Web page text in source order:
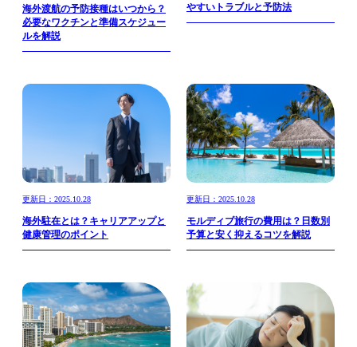
海外渡航の予防接種はいつから？
必要なワクチンと準備スケジュー
ルを解説
やすいトラブルと予防法
更新日：2025.10.28
海外駐在とは？キャリアアップと
健康管理のポイント
更新日：2025.10.28
モルディブ旅行の費用は？日数別
予算と安く抑えるコツを解説